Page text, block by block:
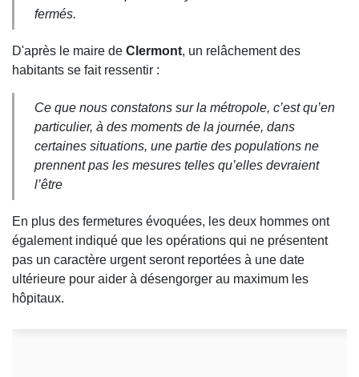
fermés.
D'après le maire de Clermont, un relâchement des
habitants se fait ressentir :
Ce que nous constatons sur la métropole, c’est qu’en
particulier, à des moments de la journée, dans
certaines situations, une partie des populations ne
prennent pas les mesures telles qu’elles devraient
l’être
En plus des fermetures évoquées, les deux hommes ont
également indiqué que les opérations qui ne présentent
pas un caractère urgent seront reportées à une date
ultérieure pour aider à désengorger au maximum les
hôpitaux.